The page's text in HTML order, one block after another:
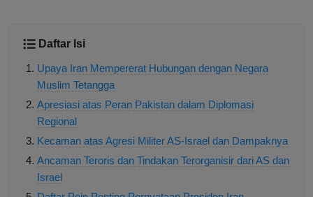
Daftar Isi
Upaya Iran Mempererat Hubungan dengan Negara
Muslim Tetangga
Apresiasi atas Peran Pakistan dalam Diplomasi
Regional
Kecaman atas Agresi Militer AS-Israel dan Dampaknya
Ancaman Teroris dan Tindakan Terorganisir dari AS dan
Israel